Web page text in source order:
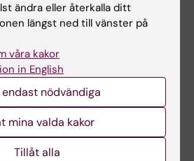
Nutrition
01
ändra eller återkalla ditt
längst ned till vänster på
våra kakor
in English
nödvändiga
mina valda kakor
Tillåt alla